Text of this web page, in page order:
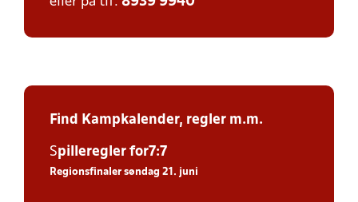
Find Kampkalender, regler m.m.
Spilleregler for7:7
Regionsfinaler søndag 21. juni